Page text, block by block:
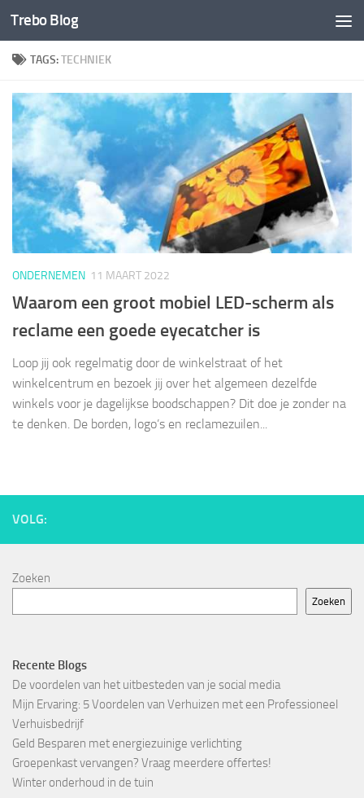
Doorgaan naar inhoud
Trebo Blog
TAGS:TECHNIEK
ONDERNEMEN 11 MAART 2022
Waarom een groot mobiel LED-scherm als
reclame een goede eyecatcher is
Loop jij ook regelmatig door de winkelstraat of het
winkelcentrum en bezoek jij over het algemeen dezelfde
winkels voor je dagelijkse boodschappen? Dit doe je zonder na
te denken. De borden, logo’s en reclamezuilen...
VOLG:
Zoeken
Zoeken
Recente Blogs
De voordelen van het uitbesteden van je social media
Mijn Ervaring: 5 Voordelen van Verhuizen met een Professioneel
Verhuisbedrijf
Geld Besparen met energiezuinige verlichting
Groepenkast vervangen? Vraag meerdere offertes!
Winter onderhoud in de tuin